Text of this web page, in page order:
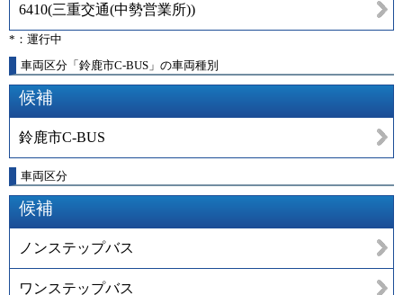
6410(三重交通(中勢営業所))
*：運行中
車両区分「鈴鹿市C-BUS」の車両種別
候補
鈴鹿市C-BUS
車両区分
候補
ノンステップバス
ワンステップバス